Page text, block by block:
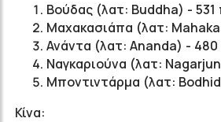
Βούδας (λατ: Buddha) - 531
Μαχακασιάπα (λατ:
Ανάντα (λατ: Ananda) - 480
Ναγκαριούνα (λατ:
Μποντιντάρμα (λατ:
Κίνα: